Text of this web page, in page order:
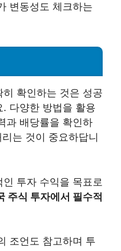
변동성도 체크하는
확인하는 것은 성공
다양한 방법을 활용
과 배당률을 확인하
는 것이 중요하답니
투자 수익을 목표로
주식 투자에서 필수적
조언도 참고하며 투